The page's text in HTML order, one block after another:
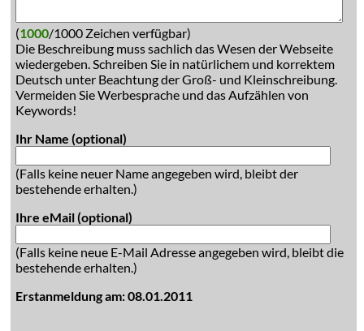
(1000/1000 Zeichen verfügbar)
Die Beschreibung muss sachlich das Wesen der Webseite
wiedergeben. Schreiben Sie in natürlichem und korrektem
Deutsch unter Beachtung der Groß- und Kleinschreibung.
Vermeiden Sie Werbesprache und das Aufzählen von
Keywords!
Ihr Name (optional)
(Falls keine neuer Name angegeben wird, bleibt der
bestehende erhalten.)
Ihre eMail (optional)
(Falls keine neue E-Mail Adresse angegeben wird, bleibt die
bestehende erhalten.)
Erstanmeldung am: 08.01.2011